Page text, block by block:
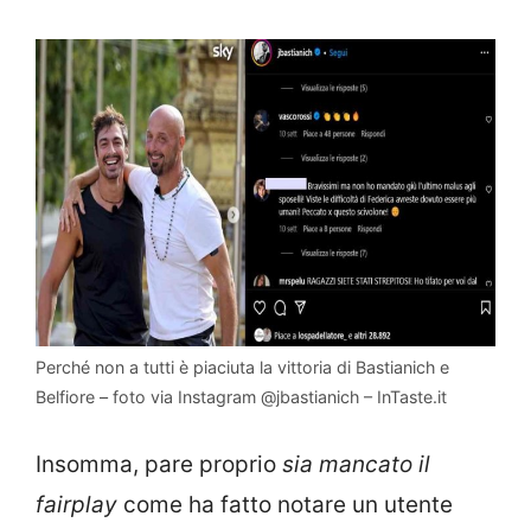
Perché non a tutti è piaciuta la vittoria di Bastianich e
Belfiore – foto via Instagram @jbastianich – InTaste.it
Insomma, pare proprio sia mancato il
fairplay come ha fatto notare un utente